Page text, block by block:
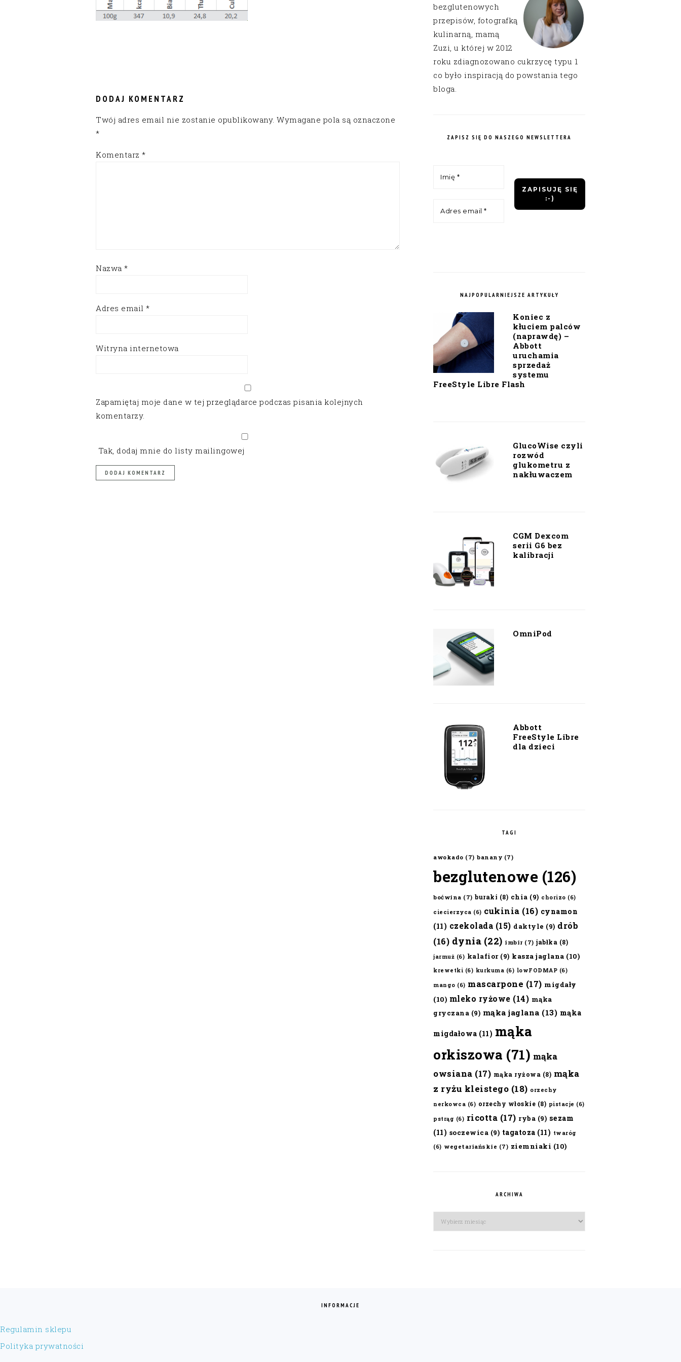
DODAJ KOMENTARZ
Twój adres email nie zostanie opublikowany. Wymagane pola są oznaczone
*
Komentarz *
Nazwa *
Adres email *
Witryna internetowa
Zapamiętaj moje dane w tej przeglądarce podczas pisania kolejnych
komentarzy.
Tak, dodaj mnie do listy mailingowej
bezglutenowych
przepisów, fotografką
kulinarną, mamą
Zuzi, u której w 2012
roku zdiagnozowano cukrzycę typu 1
co było inspiracją do powstania tego
bloga.
ZAPISZ SIĘ DO NASZEGO NEWSLETTERA
NAJPOPULARNIEJSZE ARTYKUŁY
Koniec z
kłuciem palców
(naprawdę) –
Abbott
uruchamia
sprzedaż
systemu
FreeStyle Libre Flash
GlucoWise czyli
rozwód
glukometru z
nakłuwaczem
CGM Dexcom
serii G6 bez
kalibracji
OmniPod
Abbott
FreeStyle Libre
dla dzieci
TAGI
awokado (7) banany (7)
bezglutenowe (126)
boćwina (7) buraki (8) chia (9) chorizo (6)
ciecierzyca (6) cukinia (16) cynamon
(11) czekolada (15) daktyle (9) drób
(16) dynia (22) imbir (7) jabłka (8)
jarmuż (6) kalafior(9) kasza jaglana (10)
krewetki (6) kurkuma (6) lowFODMAP (6)
mango (6) mascarpone (17) migdały
(10) mleko ryżowe (14) mąka
gryczana (9) mąka jaglana (13) mąka
migdałowa (11) mąka
orkiszowa (71) mąka
owsiana (17) mąka ryżowa (8) mąka
z ryżu kleistego (18) orzechy
nerkowca (6) orzechy włoskie (8) pistacje (6)
pstrąg (6) ricotta (17) ryba (9) sezam
(11) soczewica (9) tagatoza (11) twaróg
(6) wegetariańskie (7) ziemniaki (10)
ARCHIWA
Archiwa
INFORMACJE
Regulamin sklepu
Polityka prywatności